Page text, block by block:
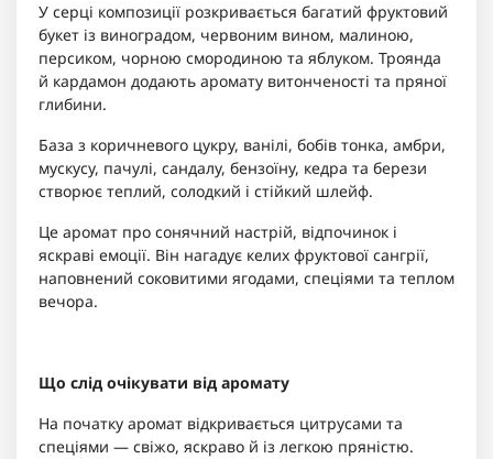
У серці композиції розкривається багатий фруктовий
букет із виноградом, червоним вином, малиною,
персиком, чорною смородиною та яблуком. Троянда
й кардамон додають аромату витонченості та пряної
глибини.
База з коричневого цукру, ванілі, бобів тонка, амбри,
мускусу, пачулі, сандалу, бензоїну, кедра та берези
створює теплий, солодкий і стійкий шлейф.
Це аромат про сонячний настрій, відпочинок і
яскраві емоції. Він нагадує келих фруктової сангрії,
наповнений соковитими ягодами, спеціями та теплом
вечора.
Що слід очікувати від аромату
На початку аромат відкривається цитрусами та
спеціями — свіжо, яскраво й із легкою пряністю.